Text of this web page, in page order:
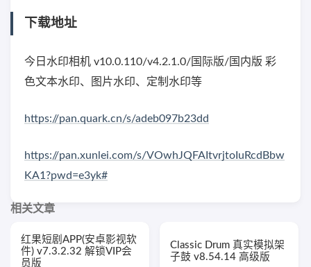
下载地址
今日水印相机 v10.0.110/v4.2.1.0/国际版/国内版 彩
色文本水印、图片水印、定制水印等
https://pan.quark.cn/s/adeb097b23dd
https://pan.xunlei.com/s/VOwhJQFAItvrjtoIuRcdBbw
KA1?pwd=e3yk#
相关文章
红果短剧APP(安卓影视软
件) v7.3.2.32 解锁VIP会
员版
Classic Drum 真实模拟架
子鼓 v8.54.14 高级版